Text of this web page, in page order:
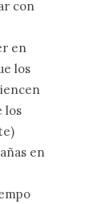
con
en
los
los
en